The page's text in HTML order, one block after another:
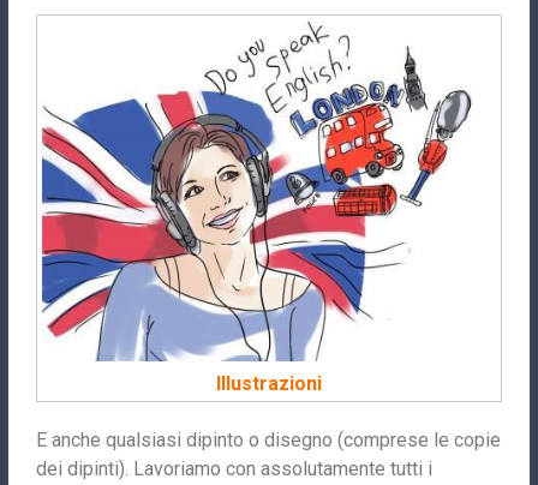
Illustrazioni
E anche qualsiasi dipinto o disegno (comprese le copie
dei dipinti). Lavoriamo con assolutamente tutti i